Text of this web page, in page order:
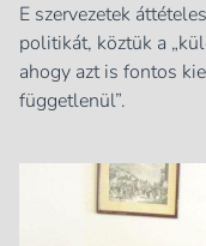
E szervezetek
politikát, köztük a
ahogy azt is fontos
függetlenül”.